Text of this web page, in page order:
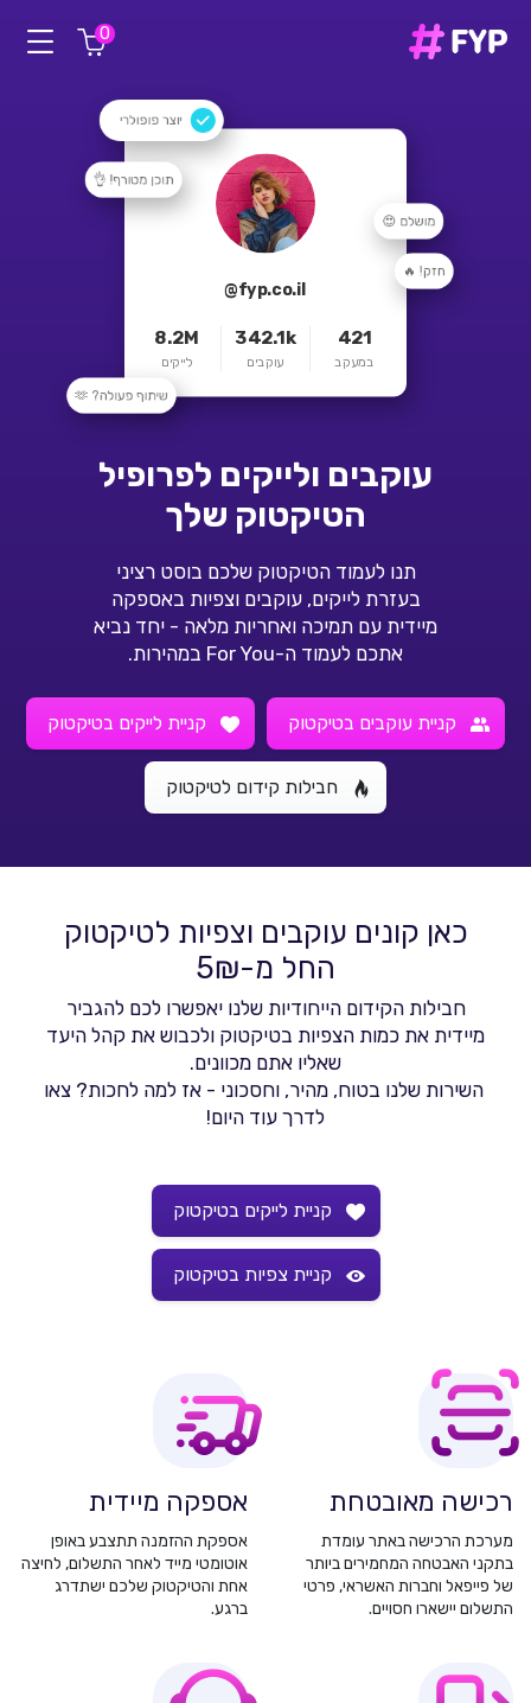
0
עוקבים ולייקים לפרופיל
הטיקטוק שלך
תנו לעמוד הטיקטוק שלכם בוסט רציני
בעזרת לייקים, עוקבים וצפיות באספקה
מיידית עם תמיכה ואחריות מלאה - יחד נביא
אתכם לעמוד ה-For You במהירות.
קניית עוקבים בטיקטוק קניית לייקים בטיקטוק
חבילות קידום לטיקטוק
@fyp.co.il
421
במעקב
342.1k
עוקבים
8.2M
לייקים
יוצר פופולרי
מושלם 😍
חזק! 🔥
תוכן מטורף! 👌
שיתוף פעולה? 🫶
כאן קונים עוקבים וצפיות לטיקטוק
החל מ-5₪
חבילות הקידום הייחודיות שלנו יאפשרו לכם להגביר
מיידית את כמות הצפיות בטיקטוק ולכבוש את קהל היעד
שאליו אתם מכוונים.
השירות שלנו בטוח, מהיר, וחסכוני - אז למה לחכות? צאו
לדרך עוד היום!
קניית לייקים בטיקטוק
קניית צפיות בטיקטוק
רכישה מאובטחת
מערכת הרכישה באתר עומדת
בתקני האבטחה המחמירים ביותר
של פייפאל וחברות האשראי, פרטי
התשלום יישארו חסויים.
אספקה מיידית
אספקת ההזמנה תתצבע באופן
אוטומטי מייד לאחר התשלום, לחיצה
אחת והטיקטוק שלכם ישתדרג
ברגע.